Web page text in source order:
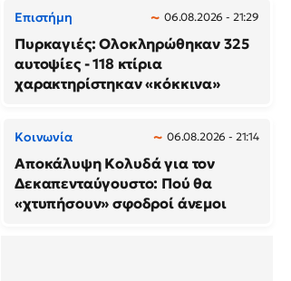
Επιστήμη 06.08.2026 - 21:29
Πυρκαγιές: Ολοκληρώθηκαν 325
αυτοψίες - 118 κτίρια
χαρακτηρίστηκαν «κόκκινα»
Κοινωνία 06.08.2026 - 21:14
Αποκάλυψη Κολυδά για τον
Δεκαπενταύγουστο: Πού θα
«χτυπήσουν» σφοδροί άνεμοι